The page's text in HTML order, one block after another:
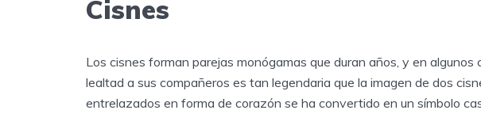
Cisnes
Los cisnes forman parejas monógamas que duran años, y en algunos
lealtad a sus compañeros es tan legendaria que la imagen de dos
entrelazados en forma de corazón se ha convertido en un símbolo